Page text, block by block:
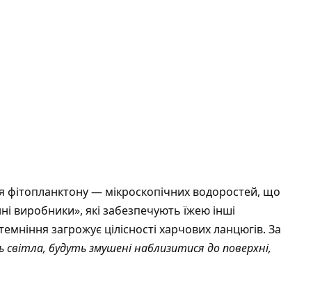
— мікроскопічних водоростей, що
виробники», які забезпечують їжею інші
загрожує цілісності харчових ланцюгів. За
будуть змушені наблизитися до поверхні,